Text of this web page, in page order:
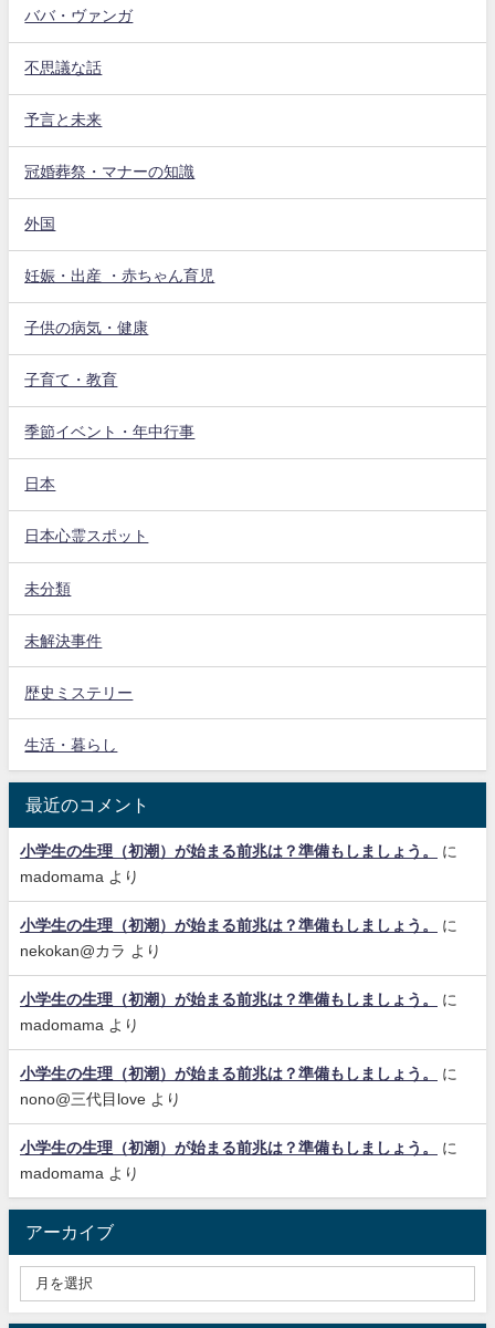
ババ・ヴァンガ
不思議な話
予言と未来
冠婚葬祭・マナーの知識
外国
妊娠・出産 ・赤ちゃん育児
子供の病気・健康
子育て・教育
季節イベント・年中行事
日本
日本心霊スポット
未分類
未解決事件
歴史ミステリー
生活・暮らし
最近のコメント
小学生の生理（初潮）が始まる前兆は？準備もしましょう。
に
madomama より
小学生の生理（初潮）が始まる前兆は？準備もしましょう。
に
nekokan@カラ より
小学生の生理（初潮）が始まる前兆は？準備もしましょう。
に
madomama より
小学生の生理（初潮）が始まる前兆は？準備もしましょう。
に
nono@三代目love より
小学生の生理（初潮）が始まる前兆は？準備もしましょう。
に
madomama より
アーカイブ